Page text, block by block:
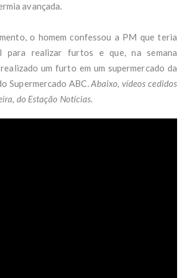
avançada.
o homem confessou a PM que teria
para realizar furtos e que, na semana
um furto em um supermercado da
Supermercado ABC.Abaixo, vídeos cedidos
do Estação Notícias.